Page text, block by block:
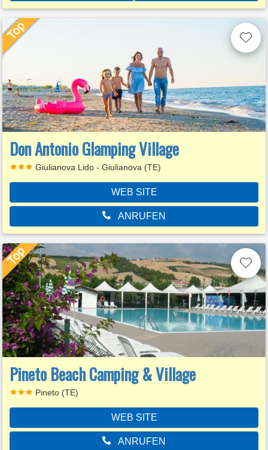
Don Antonio Glamping Village
Giulianova Lido - Giulianova (TE)
WEB SITE
ANRUFEN
Pineto Beach Camping & Village
Pineto (TE)
WEB SITE
ANRUFEN